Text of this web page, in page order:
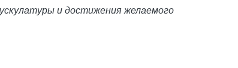
и достижения желаемого